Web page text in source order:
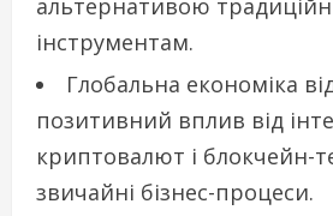
альтернативою
інструментам.
Глобальна економіка
позитивний вплив від
криптовалют і блокчейн-
звичайні бізнес-процеси.